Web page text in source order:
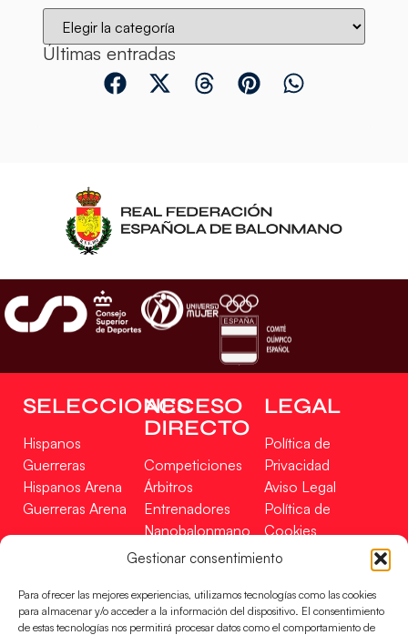
Gestionar consentimiento
Para ofrecer las mejores experiencias, utilizamos tecnologías como las cookies
para almacenar y/o acceder a la información del dispositivo. El consentimiento
de estas tecnologías nos permitirá procesar datos como el comportamiento de
Últimas entradas
SELECCIONES
Hispanos
Guerreras
Hispanos Arena
Guerreras Arena
ACCESO
DIRECTO
Competiciones
Árbitros
Entrenadores
Nanobalonmano
Tienda
LEGAL
Política de
Privacidad
Aviso Legal
Política de
Cookies
Mapa Web
Incidencias
EN